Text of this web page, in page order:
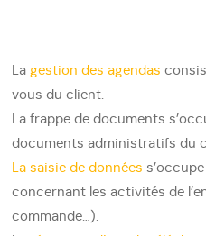
La gestion des agendas
vous du client.
La frappe de documents
documents administratifs du
La saisie de données
concernant les activités de
commande…).